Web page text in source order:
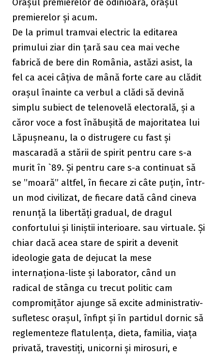
Orașul premierelor de odinioară, orașul
premierelor și acum.
De la primul tramvai electric la editarea
primului ziar din țară sau cea mai veche
fabrică de bere din România, astăzi asist, la
fel ca acei câțiva de mână forte care au clădit
orașul înainte ca verbul a clădi să devină
simplu subiect de telenovelă electorală, și a
căror voce a fost înăbușită de majoritatea lui
Lăpușneanu, la o distrugere cu fast și
mascaradă a stării de spirit pentru care s-a
murit în `89. Și pentru care s-a continuat să
se ”moară” altfel, în fiecare zi câte puțin, într-
un mod civilizat, de fiecare dată când cineva
renunță la libertăți gradual, de dragul
confortului și liniștii interioare. sau virtuale. Și
chiar dacă acea stare de spirit a devenit
ideologie gata de dejucat la mese
internaționa-liste și laborator, când un
radical de stânga cu trecut politic cam
compromițător ajunge să excite administrativ-
sufletesc orașul, înfipt și în partidul dornic să
reglementeze flatulența, dieta, familia, viața
privată, travestiți, unicorni și mirosuri, e